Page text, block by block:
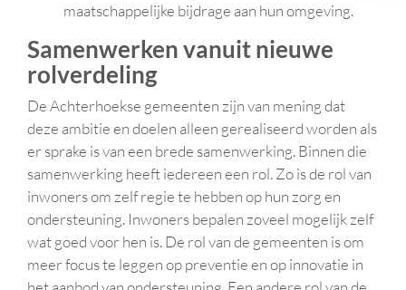
maatschappelijke bijdrage aan hun omgeving.
Samenwerken vanuit nieuwe
rolverdeling
De Achterhoekse gemeenten zijn van mening dat
deze ambitie en doelen alleen gerealiseerd worden als
er sprake is van een brede samenwerking. Binnen die
samenwerking heeft iedereen een rol. Zo is de rol van
inwoners om zelf regie te hebben op hun zorg en
ondersteuning. Inwoners bepalen zoveel mogelijk zelf
wat goed voor hen is. De rol van de gemeenten is om
meer focus te leggen op preventie en op innovatie in